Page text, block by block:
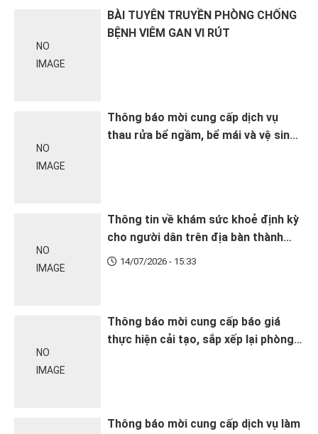
NO
IMAGE
BÀI TUYÊN TRUYỀN PHÒNG CHỐNG
BỆNH VIÊM GAN VI RÚT
NO
IMAGE
Thông báo mời cung cấp dịch vụ
thau rửa bể ngầm, bể mái và vệ sinh
NO
IMAGE
Thông tin về khám sức khoẻ định kỳ
cho người dân trên địa bàn thành
phố Hà Nội
14/07/2026 - 15:33
NO
IMAGE
Thông báo mời cung cấp báo giá
thực hiện cải tạo, sắp xếp lại phòng
Thông báo mời cung cấp dịch vụ làm